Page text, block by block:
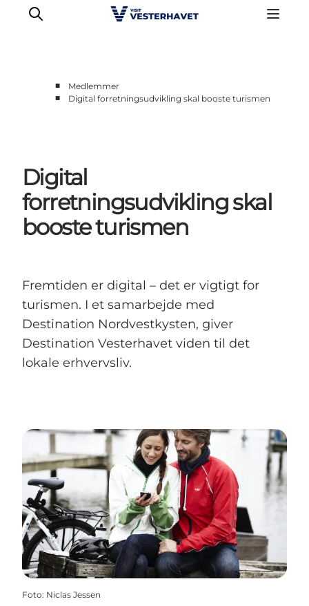
Medlemskab
Nyheder
Om os
■
Medlemmer
■
Digital forretningsudvikling skal booste turismen
Digital
forretningsudvikling skal
booste turismen
Fremtiden er digital – det er vigtigt for
turismen. I et samarbejde med
Destination Nordvestkysten, giver
Destination Vesterhavet viden til det
lokale erhvervsliv.
Foto: Niclas Jessen